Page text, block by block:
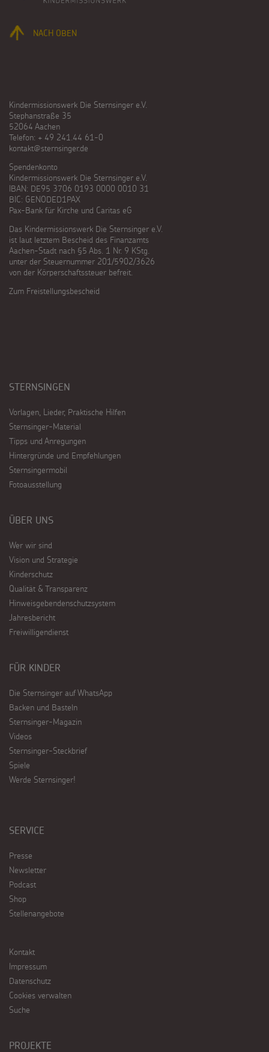
NACH OBEN
Kindermissionswerk Die Sternsinger e.V.
Stephanstraße 35
52064 Aachen
Telefon: + 49 241.44 61-0
kontakt@sternsinger.de
Spendenkonto
Kindermissionswerk Die Sternsinger e.V.
IBAN: DE95 3706 0193 0000 0010 31
BIC: GENODED1PAX
Pax-Bank für Kirche und Caritas eG
Das Kindermissionswerk Die Sternsinger e.V.
ist laut letztem Bescheid des Finanzamts
Aachen-Stadt nach §5 Abs. 1 Nr. 9 KStg.
unter der Steuernummer 201/5902/3626
von der Körperschaftssteuer befreit.
Zum Freistellungsbescheid
STERNSINGEN
Vorlagen, Lieder, Praktische Hilfen
Sternsinger-Material
Tipps und Anregungen
Hintergründe und Empfehlungen
Sternsingermobil
Fotoausstellung
ÜBER UNS
Wer wir sind
Vision und Strategie
Kinderschutz
Qualität & Transparenz
Hinweisgebendenschutzsystem
Jahresbericht
Freiwilligendienst
FÜR KINDER
Die Sternsinger auf WhatsApp
Backen und Basteln
Sternsinger-Magazin
Videos
Sternsinger-Steckbrief
Spiele
Werde Sternsinger!
SERVICE
Presse
Newsletter
Podcast
Shop
Stellenangebote
Kontakt
Impressum
Datenschutz
Cookies verwalten
Suche
PROJEKTE